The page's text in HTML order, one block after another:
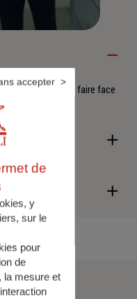
durables pour faire face
d'allier performance
est au cœur des
de l'inclusion un
de
y
sur le
pour
de
la mesure et
accepter